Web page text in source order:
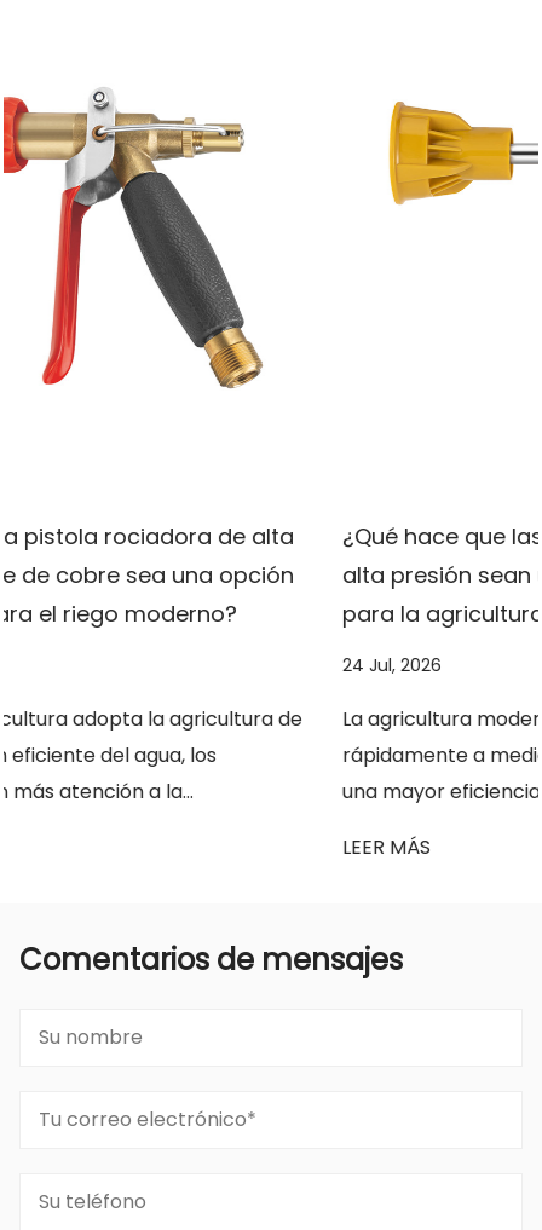
boquilla de tres puntas de alta presión en
forma de abanico de plata galvanizada de
cobre de 129 g es crucial para garantizar su uso
normal y extender su vida útil. Los métodos de
instalación correctos, las precauciones y las
medidas de mantenimiento diario pueden
proteger eficazmente la estructura y el efecto
de pulverización del cabezal del aspersor para
que pueda proporcionar de forma continua y
¿Qué hace que las pistolas atomizadoras de
alta presión sean una opción más
para la agricultura moderna?
La agricultura moderna está evolucionando
rápidamente a medida que los productores
una mayor eficiencia, una mejor protección de l...
Comentarios de mensajes